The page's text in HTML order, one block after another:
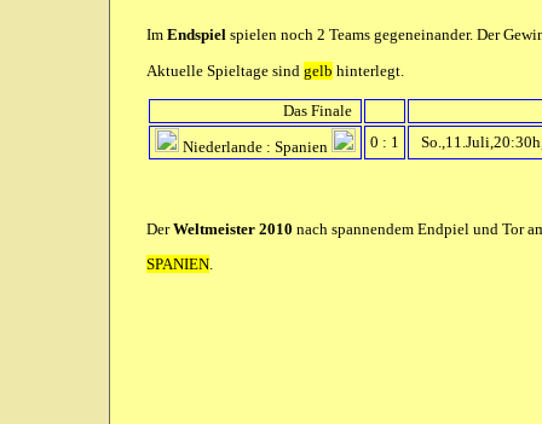
Im Endspiel spielen noch 2 Teams gegeneinander. Der
Aktuelle Spieltage sind gelb hinterlegt.
Das Finale
Niederlande : Spanien
0 : 1
DerWeltmeister 2010 nach spannendem Endpiel und Tor
SPANIEN.